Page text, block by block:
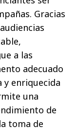
Gracias
a las
adecuado
y enriquecida
una
de
toma de